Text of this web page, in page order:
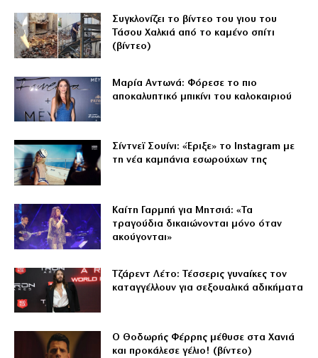
Συγκλονίζει το βίντεο του γιου του
Τάσου Χαλκιά από το καμένο σπίτι
(βίντεο)
Μαρία Αντωνά: Φόρεσε το πιο
αποκαλυπτικό μπικίνι του καλοκαιριού
Σίντνεϊ Σουίνι: «Έριξε» το Instagram με
τη νέα καμπάνια εσωρούχων της
Καίτη Γαρμπή για Μητσιά: «Τα
τραγούδια δικαιώνονται μόνο όταν
ακούγονται»
Τζάρεντ Λέτο: Τέσσερις γυναίκες τον
καταγγέλλουν για σεξουαλικά αδικήματα
Ο Θοδωρής Φέρρης μέθυσε στα Χανιά
και προκάλεσε γέλιο! (βίντεο)